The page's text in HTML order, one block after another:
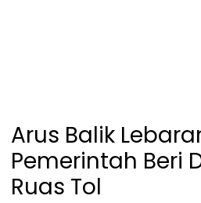
Arus Balik
Pemerintah Beri
Ruas Tol